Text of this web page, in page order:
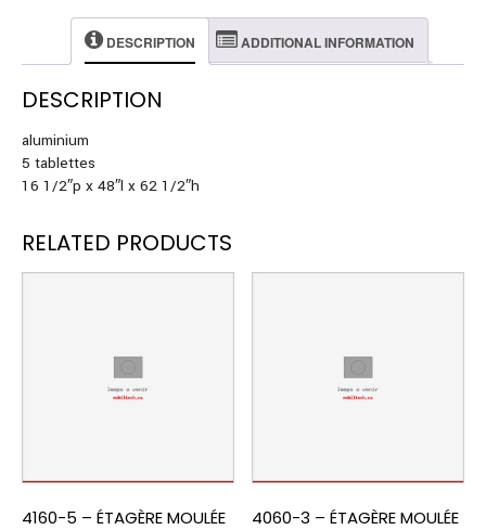
DESCRIPTION ADDITIONAL INFORMATION
DESCRIPTION
aluminium
5 tablettes
16 1/2″p x 48″l x 62 1/2″h
RELATED PRODUCTS
4160-5 – ÉTAGÈRE MOULÉE 4060-3 – ÉTAGÈRE MOULÉE